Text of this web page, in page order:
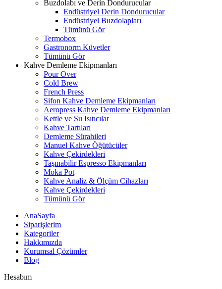
Buzdolabı ve Derin Dondurucular
Endüstriyel Derin Dondurucular
Endüstriyel Buzdolapları
Tümünü Gör
Termobox
Gastronorm Küvetler
Tümünü Gör
Kahve Demleme Ekipmanları
Pour Over
Cold Brew
French Press
Sifon Kahve Demleme Ekipmanları
Aeropress Kahve Demleme Ekipmanları
Kettle ve Su Isıtıcılar
Kahve Tartıları
Demleme Sürahileri
Manuel Kahve Öğütücüler
Kahve Çekirdekleri
Taşınabilir Espresso Ekipmanları
Moka Pot
Kahve Analiz & Ölçüm Cihazları
Kahve Çekirdekleri
Tümünü Gör
AnaSayfa
Siparişlerim
Kategoriler
Hakkımızda
Kurumsal Çözümler
Blog
Hesabım